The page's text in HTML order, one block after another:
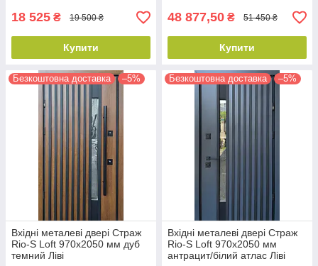
18 525 ₴ 19 500 ₴
Купити
48 877,50 ₴ 51 450 ₴
Купити
Безкоштовна доставка –5%
Вхідні металеві двері Страж
Rio-S Loft 970х2050 мм дуб
темний Ліві
Безкоштовна доставка –5%
Вхідні металеві двері Страж
Rio-S Loft 970х2050 мм
антрацит/білий атлас Ліві